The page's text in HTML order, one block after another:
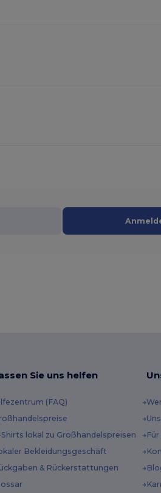
Sie uns helfen
(FAQ)
Shirts lokal zu Großhandelspreisen
Bekleidungsgeschäft
& Rückerstattungen